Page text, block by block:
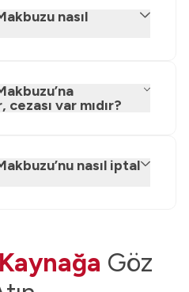
nasıl
var mıdır?
nasıl iptal
Kaynağa Göz